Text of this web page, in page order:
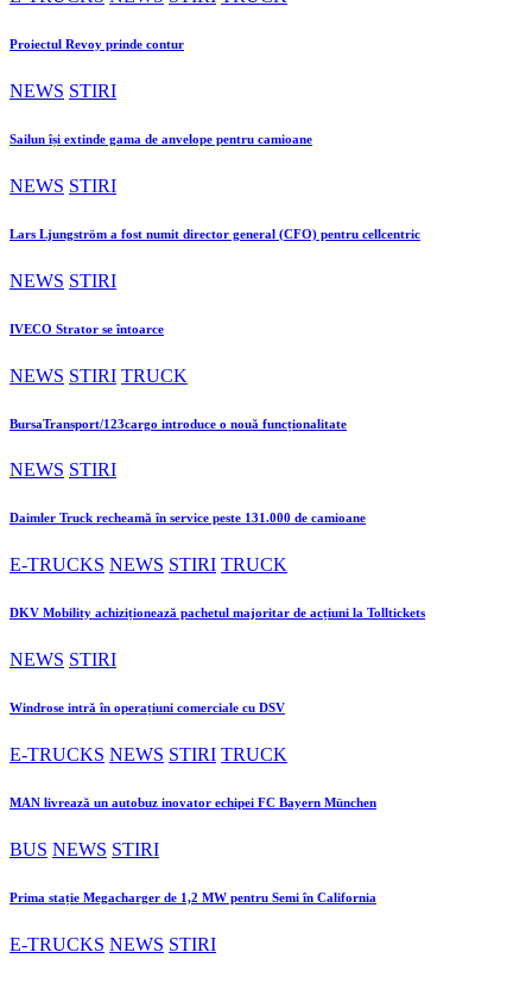
Proiectul Revoy prinde contur
NEWS STIRI
Sailun își extinde gama de anvelope pentru camioane
NEWS STIRI
Lars Ljungström a fost numit director general (CFO) pentru cellcentric
NEWS STIRI
IVECO Strator se întoarce
NEWS STIRI TRUCK
BursaTransport/123cargo introduce o nouă funcționalitate
NEWS STIRI
Daimler Truck recheamă în service peste 131.000 de camioane
E-TRUCKS NEWS STIRI TRUCK
DKV Mobility achiziționează pachetul majoritar de acțiuni la Tolltickets
NEWS STIRI
Windrose intră în operațiuni comerciale cu DSV
E-TRUCKS NEWS STIRI TRUCK
MAN livrează un autobuz inovator echipei FC Bayern München
BUS NEWS STIRI
Prima stație Megacharger de 1,2 MW pentru Semi în California
E-TRUCKS NEWS STIRI